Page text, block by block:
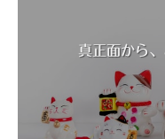
真正面から